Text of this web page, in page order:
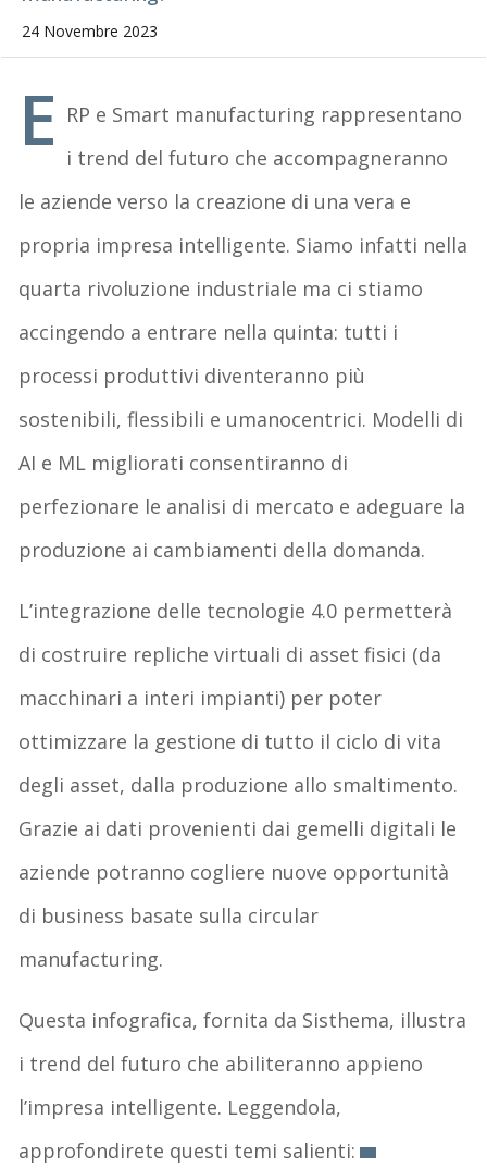
24 Novembre 2023
E RP e Smart manufacturing rappresentano
i trend del futuro che accompagneranno
le aziende verso la creazione di una vera e
propria impresa intelligente. Siamo infatti nella
quarta rivoluzione industriale ma ci stiamo
accingendo a entrare nella quinta: tutti i
processi produttivi diventeranno più
sostenibili, flessibili e umanocentrici. Modelli di
AI e ML migliorati consentiranno di
perfezionare le analisi di mercato e adeguare la
produzione ai cambiamenti della domanda.
L’integrazione delle tecnologie 4.0 permetterà
di costruire repliche virtuali di asset fisici (da
macchinari a interi impianti) per poter
ottimizzare la gestione di tutto il ciclo di vita
degli asset, dalla produzione allo smaltimento.
Grazie ai dati provenienti dai gemelli digitali le
aziende potranno cogliere nuove opportunità
di business basate sulla circular
manufacturing.
Questa infografica, fornita da Sisthema, illustra
i trend del futuro che abiliteranno appieno
l’impresa intelligente. Leggendola,
approfondirete questi temi salienti: